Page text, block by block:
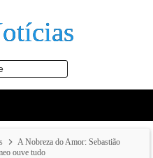
A Nobreza do Amor: Sebastião
ouve tudo